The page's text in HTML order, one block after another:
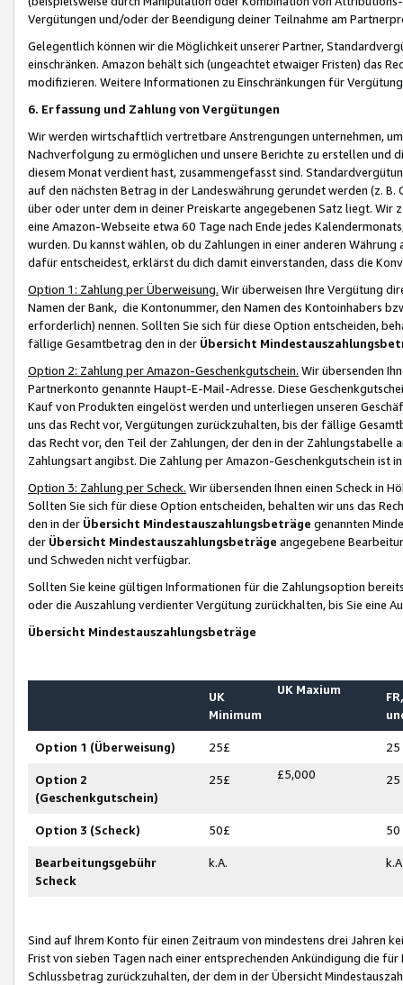
Vergütungen und/oder der Beendigung deiner Teilnahme am
Gelegentlich können wir die Möglichkeit unserer Partner,
einschränken. Amazon behält sich (ungeachtet etwaiger Fristen) das
modifizieren. Weitere Informationen zu Einschränkungen für
6. Erfassung und Zahlung von Vergütungen
Wir werden wirtschaftlich vertretbare Anstrengungen unternehmen,
Nachverfolgung zu ermöglichen und unsere Berichte zu erstellen und
diesem Monat verdient hast, zusammengefasst sind.
auf den nächsten Betrag in der Landeswährung gerundet werden (z.
über oder unter dem in deiner Preiskarte angegebenen Satz liegt.
eine Amazon-Webseite etwa 60 Tage nach Ende jedes
wurden. Du kannst wählen, ob du Zahlungen in einer anderen
dafür entscheidest, erklärst du dich damit einverstanden, dass die
Option 1: Zahlung per Überweisung. Wir überweisen Ihre Vergütung
Namen der Bank, die Kontonummer, den Namen des Kontoinhabers
erforderlich) nennen. Sollten Sie sich für diese Option entscheiden,
fällige Gesamtbetrag den in der Übersicht
Option 2: Zahlung per Amazon-Geschenkgutschein. Wir übersenden
Partnerkonto genannte Haupt-E-Mail-Adresse. Diese
Kauf von Produkten eingelöst werden und unterliegen unseren
uns das Recht vor, Vergütungen zurückzuhalten, bis der fällige
das Recht vor, den Teil der Zahlungen, der den in der
Zahlungsart angibst. Die Zahlung per Amazon-Geschenkgutschein ist
Option 3: Zahlung per Scheck. Wir übersenden Ihnen einen Scheck in
Sollten Sie sich für diese Option entscheiden, behalten wir uns das
den in der Übersicht Mindestauszahlungsbeträge genannten
der Übersicht Mindestauszahlungsbeträge angegebene
und Schweden nicht verfügbar.
Sollten Sie keine gültigen Informationen für die Zahlungsoption
oder die Auszahlung verdienter Vergütung zurückhalten, bis Sie
Übersicht Mindestauszahlungsbeträge
UK
Minimum
UK Maxium
Option 1 (Überweisung) 25£ 25
Option 2
(Geschenkgutschein)
25£ £5,000 25
Option 3 (Scheck) 50£ 50
Bearbeitungsgebühr
Scheck
k.A.
Sind auf Ihrem Konto für einen Zeitraum von mindestens drei Jahren
Frist von sieben Tagen nach einer entsprechenden Ankündigung die
Schlussbetrag zurückzuhalten, der dem in der Übersicht